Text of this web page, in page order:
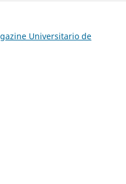
Universitario de